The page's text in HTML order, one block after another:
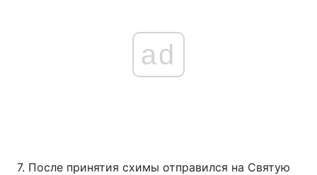
ad
7. После принятия схимы отправился на Святую